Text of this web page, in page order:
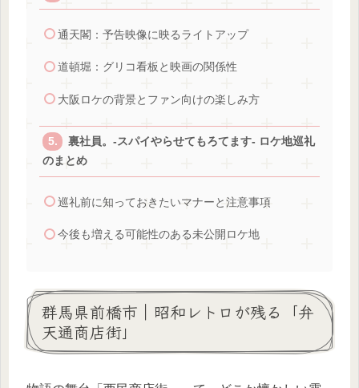
通天閣：予告映像に映るライトアップ
道頓堀：グリコ看板と映画の関係性
大阪ロケの背景とファン向けの楽しみ方
裏社員。-スパイやらせてもろてます- ロケ地巡礼
のまとめ
巡礼前に知っておきたいマナーと注意事項
今後も増える可能性のある未公開ロケ地
群馬県前橋市｜昭和レトロが残る「弁
天通商店街」